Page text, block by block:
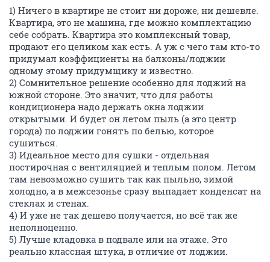
1) Ничего в квартире не стоит ни дороже, ни дешевле.
Квартира, это не машина, где можно комплектацию
себе собрать. Квартира это комплексный товар,
продают его целиком как есть. А уж с чего там кто-то
придумал коэффициенты на балконы/лоджии
одному этому придумщику и известно.
2) Сомнительное решение особенно для лоджий на
южной стороне. Это значит, что для работы
кондиционера надо держать окна лоджии
открытыми. И будет он летом пыль (а это центр
города) по лоджии гонять по белью, которое
сушиться.
3) Идеальное место для сушки - отдельная
постирочная с вентиляцией и теплым полом. Летом
там невозможно сушить так как пыльно, зимой
холодно, а в межсезонье сразу выпадает конденсат на
стеклах и стенах.
4) И уже не так дешево получается, но всё так же
неполноценно.
5) Лучше кладовка в подвале или на этаже. Это
реально классная штука, в отличие от лоджии.